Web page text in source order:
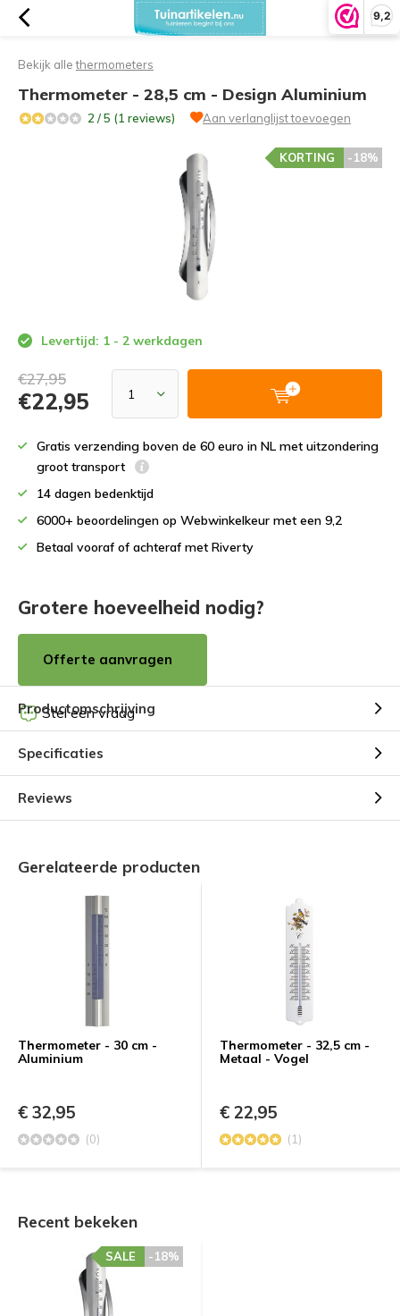
9,2
Bekijk allethermometers
Thermometer - 28,5 cm - Design Aluminium
2 / 5 (1 reviews) Aan verlanglijst toevoegen
-18%
KORTING
Levertijd: 1 - 2 werkdagen
€27,95
€22,95
Gratis verzending boven de 60 euro in NL met uitzondering
groot transport
14 dagen bedenktijd
6000+ beoordelingen op Webwinkelkeur met een 9,2
Betaal vooraf of achteraf met Riverty
Grotere hoeveelheid nodig?
Offerte aanvragen
Stel een vraag
Productomschrijving
Specificaties
Reviews
Gerelateerde producten
Thermometer - 30 cm -
Aluminium
€ 32,95
(0)
Thermometer - 32,5 cm -
Metaal - Vogel
€ 22,95
(1)
Recent bekeken
-18%
SALE